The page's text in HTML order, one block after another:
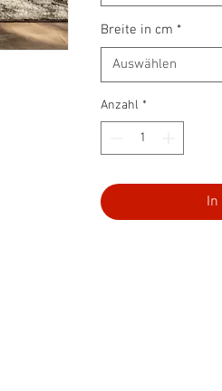
Breite in cm *
Auswählen
Anzahl *
In